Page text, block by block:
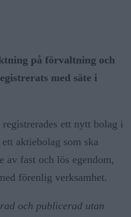
på förvaltning och
med säte i
ett nytt bolag i
aktiebolag som ska
av fast och lös egendom,
förenlig verksamhet.
och publicerad utan